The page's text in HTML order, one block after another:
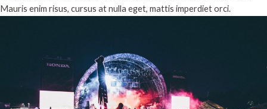
Mauris enim risus, cursus at nulla eget, mattis imperdiet orci.